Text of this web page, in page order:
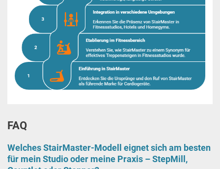
FAQ
Welches StairMaster-Modell eignet sich am besten
für mein Studio oder meine Praxis – StepMill,